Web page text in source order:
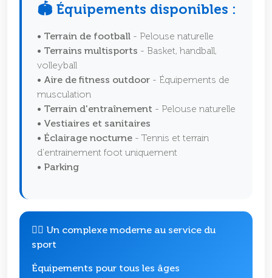
🏟️ Équipements disponibles :
• Terrain de football - Pelouse naturelle
• Terrains multisports - Basket, handball,
volleyball
• Aire de fitness outdoor - Équipements de
musculation
• Terrain d'entraînement - Pelouse naturelle
• Vestiaires et sanitaires
• Éclairage nocturne - Tennis et terrain
d'entrainement foot uniquement
• Parking
🏃‍♂️ Un complexe moderne au service du
sport
Équipements pour tous les âges